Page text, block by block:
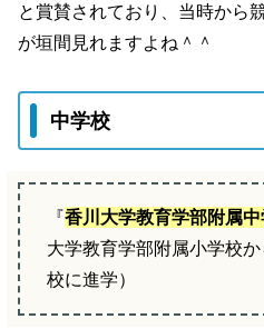
と賞賛されており、当時から
が垣間見れますよね＾＾
中学校
『香川大学教育学部附属
大学教育学部附属小学校
校に進学）